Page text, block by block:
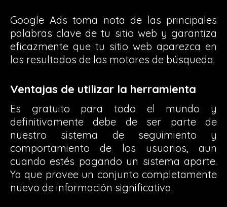
Google Ads toma nota de las principales
palabras clave de tu sitio web y garantiza
eficazmente que tu sitio web aparezca en
los resultados de los motores de búsqueda.
Ventajas de utilizar la herramienta
Es gratuito para todo el mundo y
definitivamente debe de ser parte de
nuestro sistema de seguimiento y
comportamiento de los usuarios, aun
cuando estés pagando un sistema aparte.
Ya que provee un conjunto completamente
nuevo de información significativa.